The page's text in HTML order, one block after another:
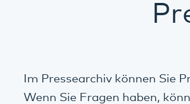
Im Pressearchiv können Sie
Wenn Sie Fragen haben,